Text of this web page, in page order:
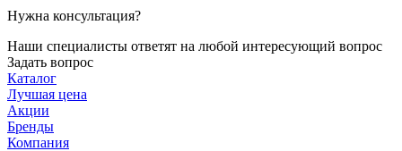
Нужна консультация?
Наши специалисты ответят на любой интересующий вопрос
Задать вопрос
Каталог
Лучшая цена
Акции
Бренды
Компания